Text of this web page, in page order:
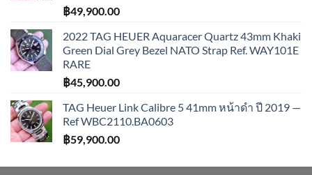
฿49,900.00
2022 TAG HEUER Aquaracer Quartz 43mm Khaki
Green Dial Grey Bezel NATO Strap Ref. WAY101E
RARE
฿45,900.00
TAG Heuer Link Calibre 5 41mm หน้าดำ ปี 2019 —
Ref WBC2110.BA0603
฿59,900.00